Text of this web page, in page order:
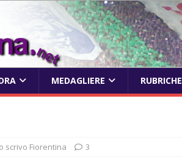
MEDAGLIERE RUBRICHE
scrivo Fiorentina 3